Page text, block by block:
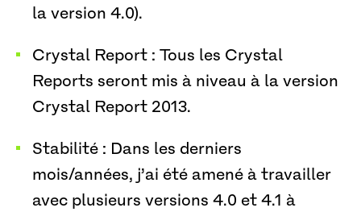
la version 4.0).
Crystal Report : Tous les Crystal
Reports seront mis à niveau à la version
Crystal Report 2013.
Stabilité : Dans les derniers
mois/années, j’ai été amené à travailler
avec plusieurs versions 4.0 et 4.1 à